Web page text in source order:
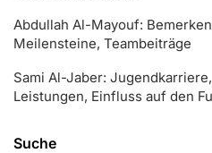
Abdullah Al-Mayouf:
Meilensteine, Teambeiträge
Sami Al-Jaber:
Leistungen, Einfluss auf den
Suche